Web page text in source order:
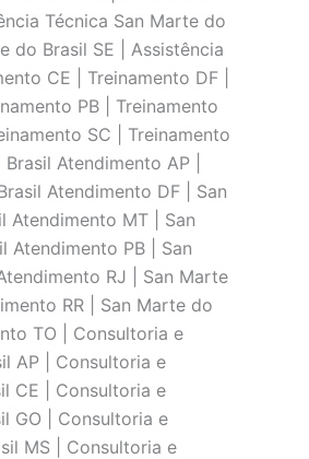
Técnica San Marte do
do Brasil SE | Assistência
CE | Treinamento DF |
PB | Treinamento
SC | Treinamento
Atendimento AP |
Atendimento DF | San
Atendimento MT | San
Atendimento PB | San
RJ | San Marte
RR | San Marte do
TO | Consultoria e
AP | Consultoria e
CE | Consultoria e
GO | Consultoria e
MS | Consultoria e